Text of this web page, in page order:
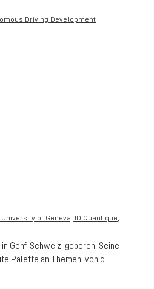
Driving Development
of Geneva, ID Quantique,
Genf, Schweiz, geboren. Seine
Palette an Themen, von d...